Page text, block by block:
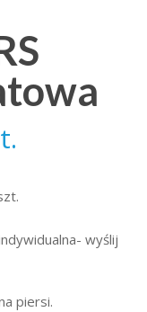
wyślij
piersi.